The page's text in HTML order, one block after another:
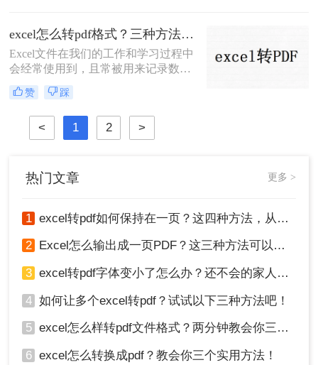
选项中，更多的用户会选择后者。那
么，excel如何转pdf呢？接下来分享三
种简单易学的方法，有兴趣的可以看
excel怎么转pdf格式？三种方法可以解决！
Excel文件在我们的工作和学习过程中
会经常使用到，且常被用来记录数据
和计算数值。但Excel文件也存在一些
缺点，如：不便于传输和观看，以及
不小心修改数据会造成重大损失。为
避免这些问题，需要将其转换为PDF
格式。那么excel怎么转pdf格式呢？接
起来看看吧。
赞 踩
< 1 2 >
热门文章 更多 >
1 excel转pdf如何保持在一页？这四种方法，从此再也不用分页困扰你！
2 Excel怎么输出成一页PDF？这三种方法可以解决！
3 excel转pdf字体变小了怎么办？还不会的家人们快进来看
4 如何让多个excel转pdf？试试以下三种方法吧！
5 excel怎么样转pdf文件格式？两分钟教会你三种方法
6 excel怎么转换成pdf？教会你三个实用方法！